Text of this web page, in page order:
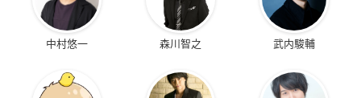
中村悠一 森川智之 武内駿輔